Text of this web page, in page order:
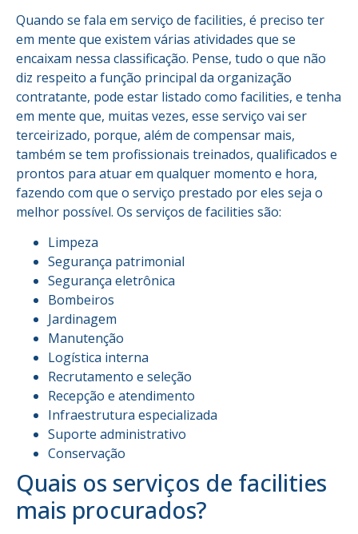
Quando se fala em serviço de facilities, é preciso ter
em mente que existem várias atividades que se
encaixam nessa classificação. Pense, tudo o que não
diz respeito a função principal da organização
contratante, pode estar listado como facilities, e tenha
em mente que, muitas vezes, esse serviço vai ser
terceirizado, porque, além de compensar mais,
também se tem profissionais treinados, qualificados e
prontos para atuar em qualquer momento e hora,
fazendo com que o serviço prestado por eles seja o
melhor possível. Os serviços de facilities são:
Limpeza
Segurança patrimonial
Segurança eletrônica
Bombeiros
Jardinagem
Manutenção
Logística interna
Recrutamento e seleção
Recepção e atendimento
Infraestrutura especializada
Suporte administrativo
Conservação
Quais os serviços de facilities
mais procurados?